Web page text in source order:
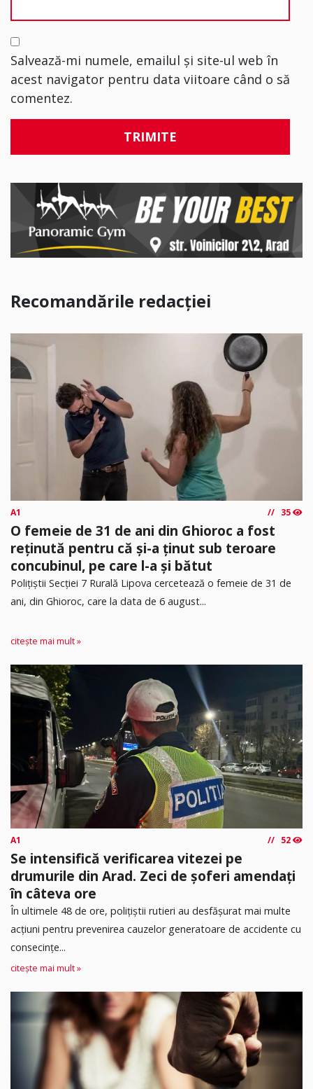
Salvează-mi numele, emailul și site-ul web în
acest navigator pentru data viitoare când o să
comentez.
Recomandările redacției
A1 35
O femeie de 31 de ani din Ghioroc a fost
reținută pentru că și-a ținut sub teroare
concubinul, pe care l-a și bătut
​Polițiștii Secției 7 Rurală Lipova cercetează o femeie de 31 de
ani, din Ghioroc, care la data de 6 august...
citește mai mult »
A1 52
Se intensifică verificarea vitezei pe
drumurile din Arad. Zeci de șoferi amendați
în câteva ore
În ultimele 48 de ore, polițiștii rutieri au desfășurat mai multe
acțiuni pentru prevenirea cauzelor generatoare de accidente cu
consecințe...
citește mai mult »